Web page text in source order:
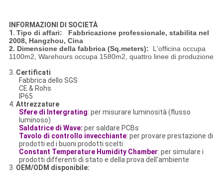
INFORMAZIONI DI SOCIETÀ
1. Tipo di affari: Fabbricazione professionale, stabilita nel
2008, Hangzhou, Cina
2. Dimensione della fabbrica (Sq.meters): L'officina occupa
1100m2, Warehours occupa 1580m2, quattro linee di produzione
3. Certificati
Fabbrica dello SGS
CE & Rohs
IP65
4. Attrezzature
Sfere di Intergrating: per misurare luminosità (flusso
luminoso)
Saldatrice di Wave: per saldare PCBs
Tavolo di controllo invecchiante: per provare prestazione di
prodotti ed i buoni prodotti scelti
Constant Temperature Humidity Chamber: per simulare i
prodotti differenti di stato e della prova dell'ambiente
3. OEM/ODM disponibile: